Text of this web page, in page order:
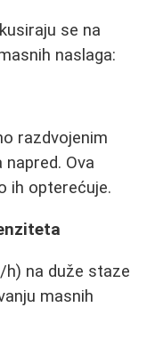
se na
naslaga:
razdvojenim
Ova
ih opterećuje.
h) na duže staze
masnih